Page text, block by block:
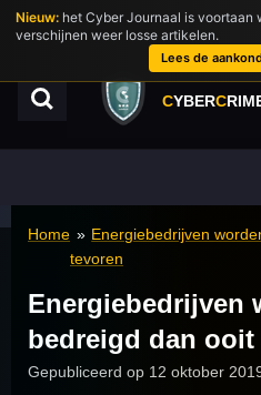
Ga
direct
hoofdinhoud
CYBERC
Home » Energiebedrijven
tevoren
Energiebedrijven
bedreigd dan ooit
Gepubliceerd op 12 oktober
Nieuw: het Cyber Journaal is voortaan
verschijnen weer losse artikelen.
Lees de